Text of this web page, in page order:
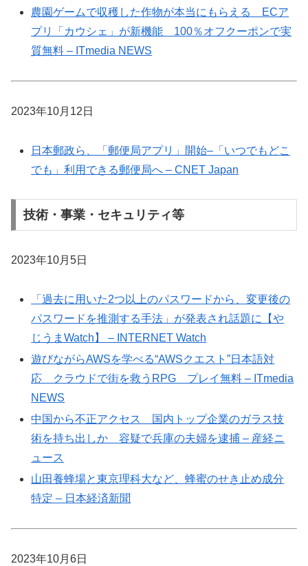
農園ゲームで収穫した作物が本当にもらえる ECア
プリ「カウシェ」が新機能 100％オフクーポンで実
質無料 – ITmedia NEWS
2023年10月12日
日本郵政ら、「郵便局アプリ」開始–「いつでもどこ
でも」利用できる郵便局へ – CNET Japan
技術・事業・セキュリティ等
2023年10月5日
「過去に用いた2つ以上のパスワードから、変更後の
パスワードを推測する手法」が発表され話題に【や
じうまWatch】 – INTERNET Watch
遊びながらAWSを学べる“AWSクエスト”日本語対
応 クラウドで街を救うRPG プレイ無料 – ITmedia
NEWS
中国から不正アクセス 国内トップ企業のガラス技
術を持ち出しか 容疑で兵庫の夫婦を逮捕 – 産経ニ
ュース
山田養蜂場と東京理科大など、蜂蜜のせき止め成分
特定 – 日本経済新聞
2023年10月6日